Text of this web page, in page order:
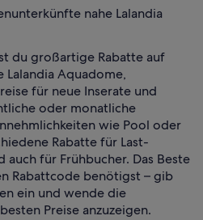
nahe Lalandia
du großartige Rabatte auf
Lalandia Aquadome,
für neue Inserate und
oder monatliche
wie Pool oder
Rabatte für Last-
für Frühbucher. Das Beste
Rabattcode benötigst – gib
ein und wende die
Preise anzuzeigen.